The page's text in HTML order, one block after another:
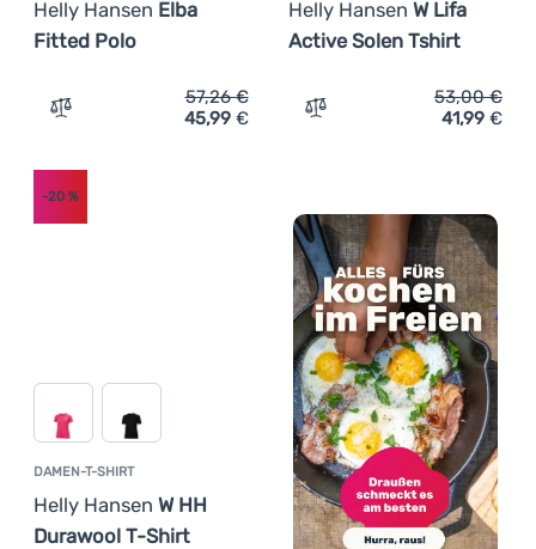
Helly Hansen Elba
Fitted Polo
Zum Vergleich 'Herren-T-Shirt Helly Hansen Elba Fitted
57,26€
45,99 €
Helly Hansen W Lifa
Active Solen Tshirt
Zum Vergleich 'Damen-
53,00€
41,99 €
DAMEN-T-SHIRT
Helly Hansen W HH
Durawool T-Shirt
-20 %